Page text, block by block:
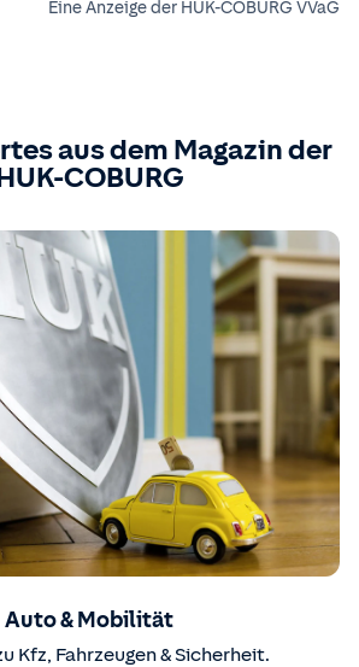
Eine Anzeige der HUK-COBURG VVaG
aus dem Magazin der
COBURG
Auto & Mobilität
Kfz, Fahrzeugen & Sicherheit.